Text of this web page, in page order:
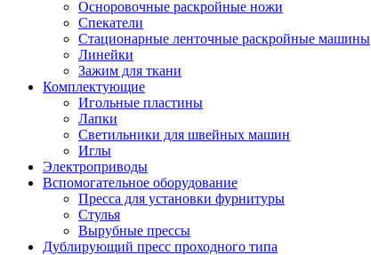
Осноровочные раскройные ножи
Спекатели
Стационарные ленточные раскройные машины
Линейки
Зажим для ткани
Комплектующие
Игольные пластины
Лапки
Светильники для швейных машин
Иглы
Электроприводы
Вспомогательное оборудование
Пресса для установки фурнитуры
Стулья
Вырубные прессы
Дублирующий пресс проходного типа